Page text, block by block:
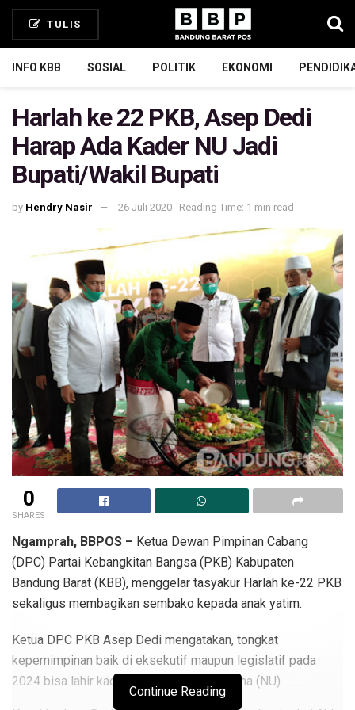
TULIS
INFO KBB SOSIAL POLITIK EKONOMI
Harlah ke 22 PKB, Asep Dedi
Harap Ada Kader NU Jadi
Bupati/Wakil Bupati
by Hendry Nasir 26 Juli 2020 Reading Time: 1 min read
0
SHARES
Ngamprah, BBPOS – Ketua Dewan Pimpinan Cabang
(DPC) Partai Kebangkitan Bangsa (PKB) Kabupaten
Bandung Barat (KBB), menggelar tasyakur Harlah ke-22 PKB
sekaligus membagikan sembako kepada anak yatim.
Ketua DPC PKB Asep Dedi mengatakan, tongkat
kepemimpinan baik di eksekutif maupun legislatif pada
2024 bisa lahir kader murni Nahdlatul Ulama (NU)
Continue Reading